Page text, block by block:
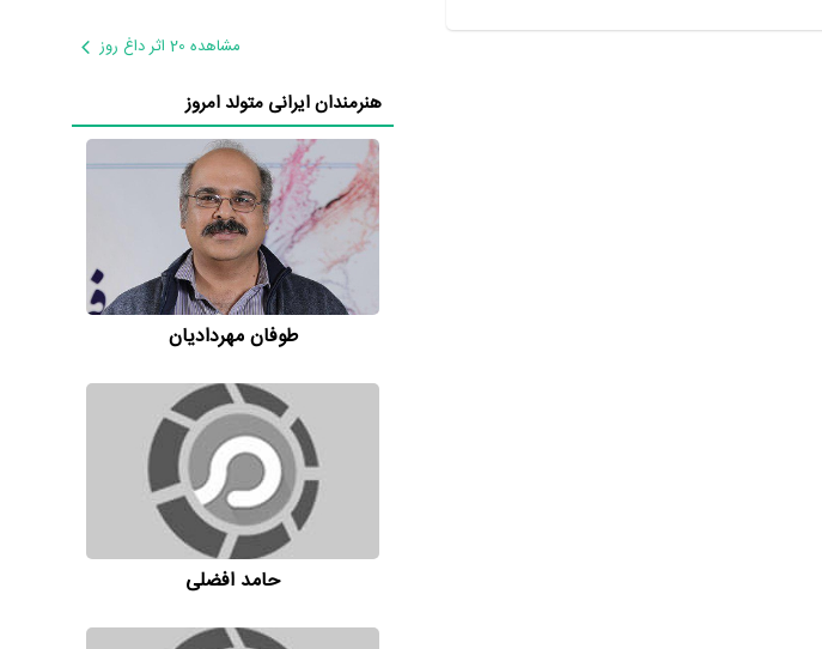
مشاهده 20 اثر داغ روز
هنرمندان ایرانی متولد امروز
طوفان مهردادیان
حامد افضلی